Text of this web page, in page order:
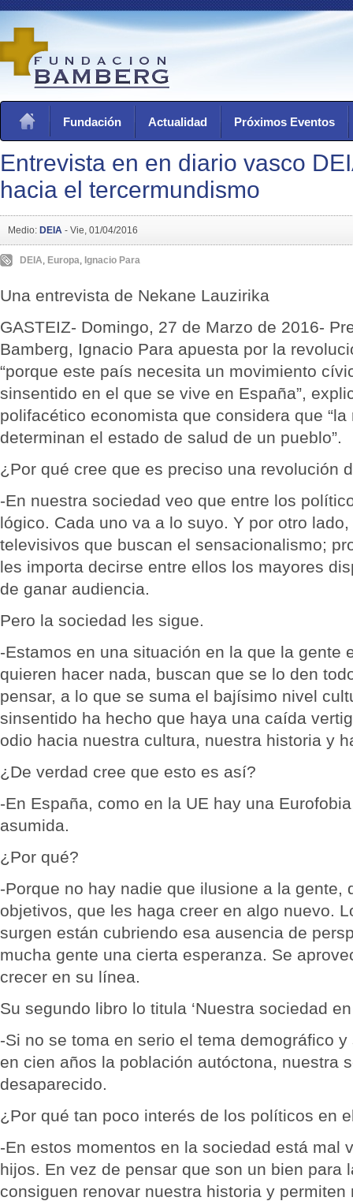
Fundación Actualidad Próximos Eventos
Entrevista en en diario vasco
hacia el tercermundismo
Medio: DEIA - Vie, 01/04/2016
DEIA, Europa, Ignacio Para
Una entrevista de Nekane Lauzirika
GASTEIZ- Domingo, 27 de Marzo de 2016-
Bamberg, Ignacio Para apuesta por la
“porque este país necesita un movimiento
sinsentido en el que se vive en España”,
polifacético economista que considera que
determinan el estado de salud de un pueblo”.
¿Por qué cree que es preciso una revolución
-En nuestra sociedad veo que entre los
lógico. Cada uno va a lo suyo. Y por otro
televisivos que buscan el sensacionalismo;
les importa decirse entre ellos los mayores
de ganar audiencia.
Pero la sociedad les sigue.
-Estamos en una situación en la que la gente
quieren hacer nada, buscan que se lo den
pensar, a lo que se suma el bajísimo nivel
sinsentido ha hecho que haya una caída
odio hacia nuestra cultura, nuestra historia y
¿De verdad cree que esto es así?
-En España, como en la UE hay una
asumida.
¿Por qué?
-Porque no hay nadie que ilusione a la gente,
objetivos, que les haga creer en algo nuevo.
surgen están cubriendo esa ausencia de
mucha gente una cierta esperanza. Se
crecer en su línea.
Su segundo libro lo titula ‘Nuestra sociedad
-Si no se toma en serio el tema demográfico
en cien años la población autóctona, nuestra
desaparecido.
¿Por qué tan poco interés de los políticos en
-En estos momentos en la sociedad está mal
hijos. En vez de pensar que son un bien para
consiguen renovar nuestra historia y